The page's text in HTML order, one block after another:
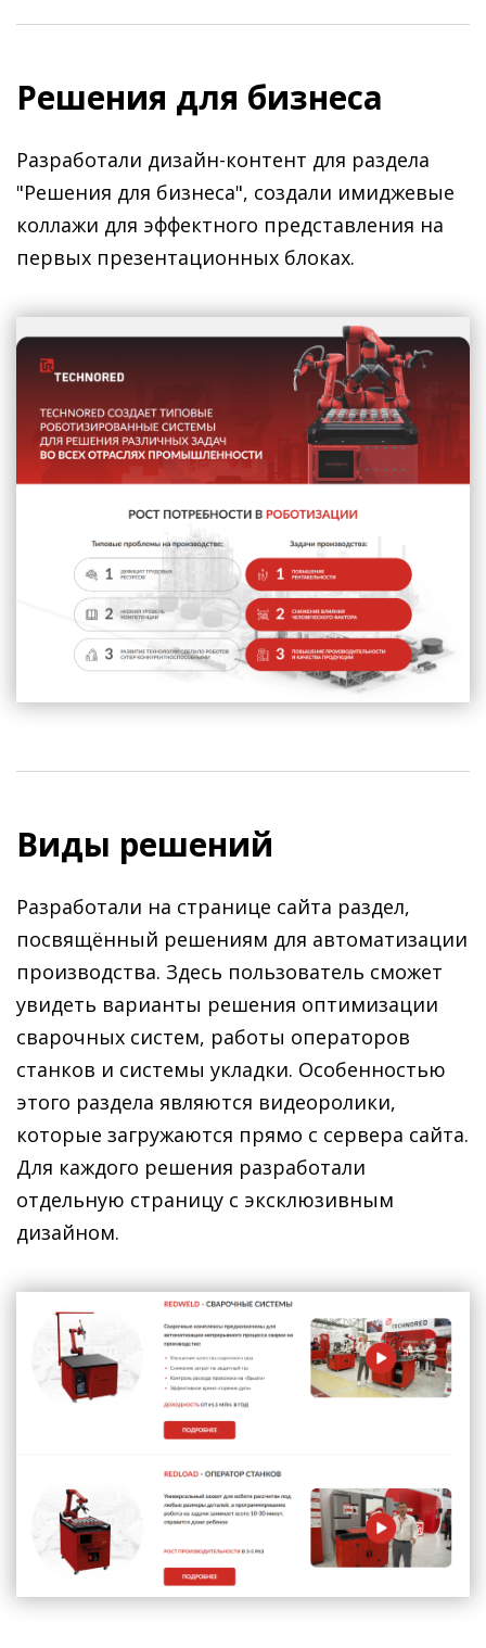
Решения для бизнеса
Разработали дизайн-контент для раздела
"Решения для бизнеса", создали имиджевые
коллажи для эффектного представления на
первых презентационных блоках.
Виды решений
Разработали на странице сайта раздел,
посвящённый решениям для автоматизации
производства. Здесь пользователь сможет
увидеть варианты решения оптимизации
сварочных систем, работы операторов
станков и системы укладки. Особенностью
этого раздела являются видеоролики,
которые загружаются прямо с сервера сайта.
Для каждого решения разработали
отдельную страницу с эксклюзивным
дизайном.